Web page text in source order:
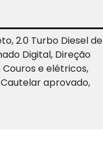
2.0 Turbo Diesel de
Digital, Direção
e elétricos,
aprovado,